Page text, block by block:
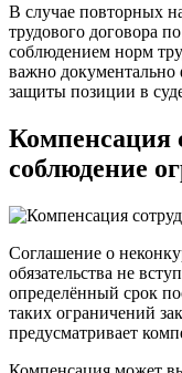
В случае повторных
трудового договора
соблюдением норм
важно документально
защиты позиции в
Компенсация
соблюдение
Соглашение о
обязательства не
определённый срок
таких ограничений
предусматривает